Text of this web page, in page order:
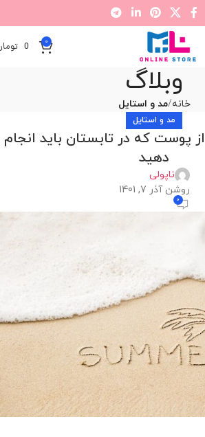
0
0
وبلاگ
خانه مد و استایل
مد و استایل
از پوست که در تابستان باید انجام
دهید
ناپولی
روشن آذر 7, 1401
0